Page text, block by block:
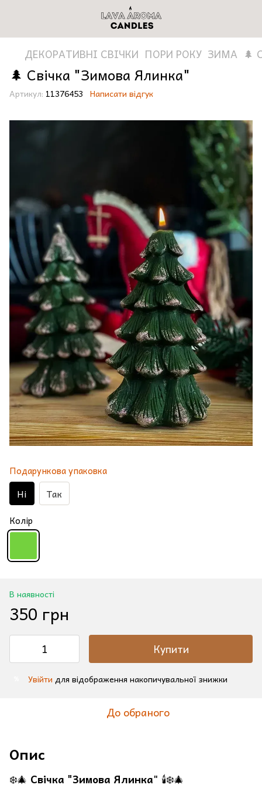
ДЕКОРАТИВНІ СВІЧКИ ПОРИ РОКУ ЗИМА 🌲
🌲 Свічка "Зимова Ялинка"
Артикул: 11376453 Написати відгук
Подарункова упаковка
Ні Так
Колір
В наявності
350 грн
Купити
Увійти для відображення накопичувальної знижки
До обраного
Опис
❄️🎄 Свічка "Зимова Ялинка" 🕯️❄️🎄